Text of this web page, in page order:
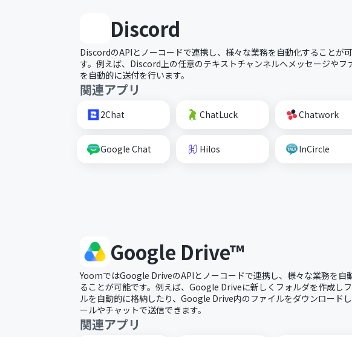
Discord
DiscordのAPIとノーコードで連携し、様々な業務を自動化することが
す。例えば、Discord上の任意のテキストチャンネルへメッセージやフ
を自動的に送付を行います。
関連アプリ
2Chat ChatLuck Chatwork
Google Chat Hilos InCircle
Google Drive™
YoomではGoogle DriveのAPIとノーコードで連携し、様々な業務を自
ることが可能です。例えば、Google Driveに新しくフォルダを作成し
ルを自動的に格納したり、Google Drive内のファイルをダウンロード
ールやチャットで送信できます。
関連アプリ